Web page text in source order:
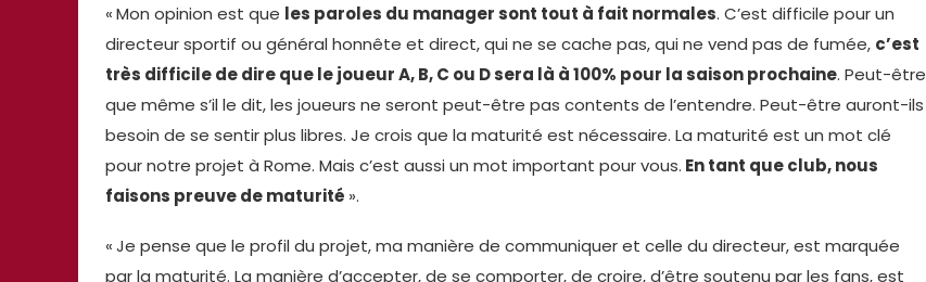
«Mon opinion est que les paroles du manager sont tout à fait normales. C’est difficile pour un
directeur sportif ou général honnête et direct, qui ne se cache pas, qui ne vend pas de fumée, c’est
très difficile de dire que le joueur A, B, C ou D sera là à 100% pour la saison prochaine. Peut-être
que même s’il le dit, les joueurs ne seront peut-être pas contents de l’entendre. Peut-être auront-ils
besoin de se sentir plus libres. Je crois que la maturité est nécessaire. La maturité est un mot clé
pour notre projet à Rome. Mais c’est aussi un mot important pour vous. En tant que club, nous
faisons preuve de maturité ».
«Je pense que le profil du projet, ma manière de communiquer et celle du directeur, est marquée
par la maturité. La manière d’accepter, de se comporter, de croire, d’être soutenu par les fans, est